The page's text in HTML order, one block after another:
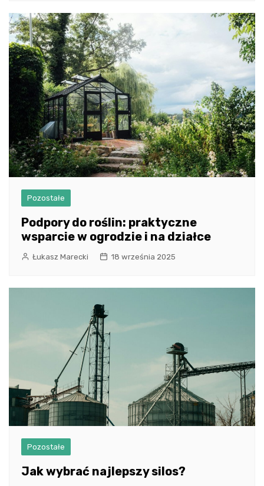
Pozostałe
Podpory do roślin: praktyczne
wsparcie w ogrodzie i na działce
Łukasz Marecki 18 września 2025
Pozostałe
Jak wybrać najlepszy silos?